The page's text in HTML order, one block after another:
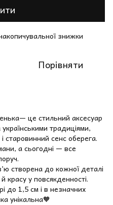
знижки
Порівняти
це стильний аксесуар
традиціями,
старовинний сенс оберега.
а сьогодні — все
створена до кожної деталі
красу у повсякденності.
до 1,5 см і в незначних
унікальна🧡